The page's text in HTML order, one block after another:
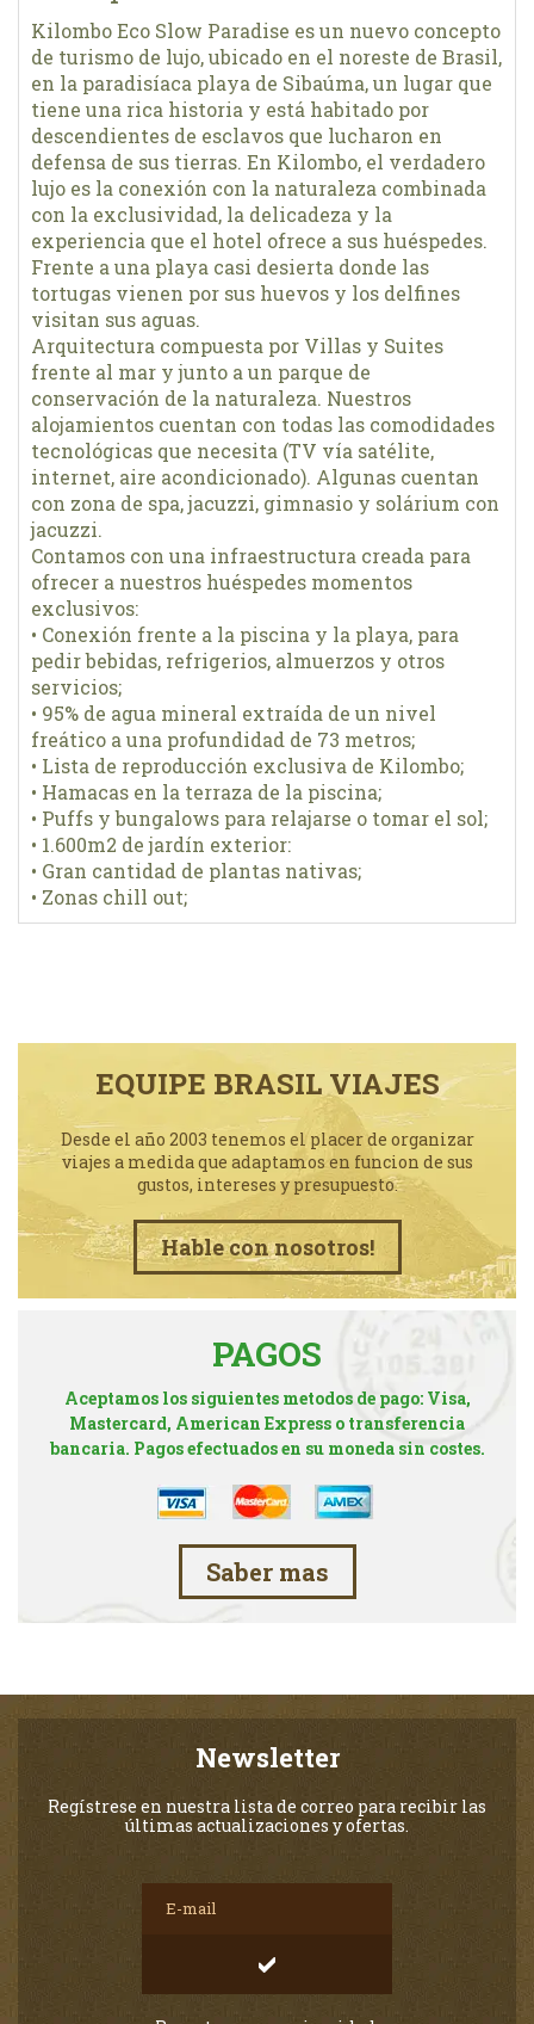
Kilombo Eco Slow Paradise es un nuevo concepto
de turismo de lujo, ubicado en el noreste de Brasil,
en la paradisíaca playa de Sibaúma, un lugar que
tiene una rica historia y está habitado por
descendientes de esclavos que lucharon en
defensa de sus tierras. En Kilombo, el verdadero
lujo es la conexión con la naturaleza combinada
con la exclusividad, la delicadeza y la
experiencia que el hotel ofrece a sus huéspedes.
Frente a una playa casi desierta donde las
tortugas vienen por sus huevos y los delfines
visitan sus aguas.
Arquitectura compuesta por Villas y Suites
frente al mar y junto a un parque de
conservación de la naturaleza. Nuestros
alojamientos cuentan con todas las comodidades
tecnológicas que necesita (TV vía satélite,
internet, aire acondicionado). Algunas cuentan
con zona de spa, jacuzzi, gimnasio y solárium con
jacuzzi.
Contamos con una infraestructura creada para
ofrecer a nuestros huéspedes momentos
exclusivos:
• Conexión frente a la piscina y la playa, para
pedir bebidas, refrigerios, almuerzos y otros
servicios;
• 95% de agua mineral extraída de un nivel
freático a una profundidad de 73 metros;
• Lista de reproducción exclusiva de Kilombo;
• Hamacas en la terraza de la piscina;
• Puffs y bungalows para relajarse o tomar el sol;
• 1.600m2 de jardín exterior:
• Gran cantidad de plantas nativas;
• Zonas chill out;
EQUIPE BRASIL VIAJES
Desde el año 2003 tenemos el placer de organizar
viajes a medida que adaptamos en funcion de sus
gustos, intereses y presupuesto.
Hable con nosotros!
PAGOS
Aceptamos los siguientes metodos de pago: Visa,
Mastercard, American Express o transferencia
bancaria. Pagos efectuados en su moneda sin costes.
Saber mas
Newsletter
Regístrese en nuestra lista de correo para recibir las
últimas actualizaciones y ofertas.